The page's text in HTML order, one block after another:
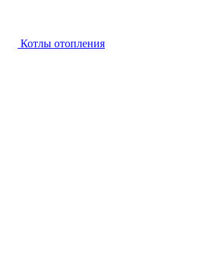
Котлы отопления